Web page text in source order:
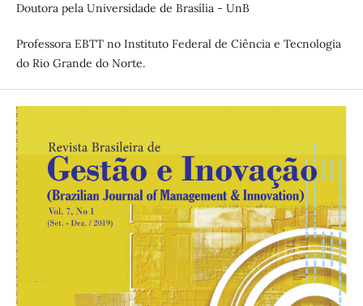
Doutora pela Universidade de Brasília - UnB
Professora EBTT no Instituto Federal de Ciência e Tecnologia
do Rio Grande do Norte.